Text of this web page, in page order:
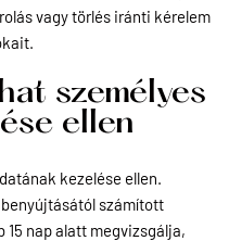
vagy törlés iránti kérelem
személyes
ellen
kezelése ellen.
számított
15 nap alatt megvizsgálja,